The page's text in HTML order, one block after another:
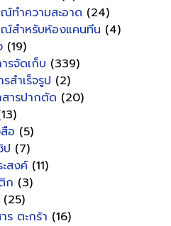
ทำความสะอาด (24)
สำหรับห้องแคนทีน (4)
(19)
รจัดเก็บ (339)
สำเร็จรูป (2)
ารปากตัด (20)
อ (5)
ป (7)
สงค์ (11)
ก (3)
(25)
ร ตะกร้า (16)